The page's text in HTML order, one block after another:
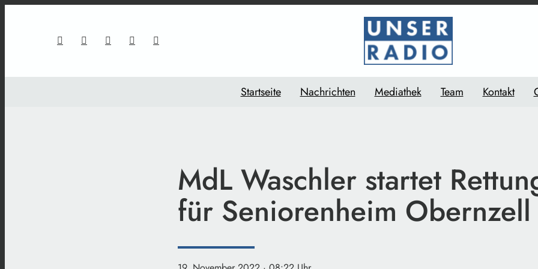
Startseite Nachrichten Mediathek Team Kontakt
MdL Waschler startet
für Seniorenheim Obernzell